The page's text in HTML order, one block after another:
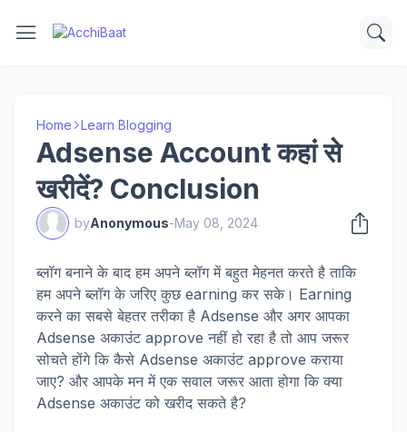
Home Learn Blogging
Adsense Account कहां से
खरीदें? Conclusion
byAnonymous-May 08, 2024
ब्लॉग बनाने के बाद हम अपने ब्लॉग में बहुत मेहनत करते है ताकि
हम अपने ब्लॉग के जरिए कुछ earning कर सके। Earning
करने का सबसे बेहतर तरीका है Adsense और अगर आपका
Adsense अकाउंट approve नहीं हो रहा है तो आप जरूर
सोचते होंगे कि कैसे Adsense अकाउंट approve कराया
जाए? और आपके मन में एक सवाल जरूर आता होगा कि क्या
Adsense अकाउंट को खरीद सकते है?